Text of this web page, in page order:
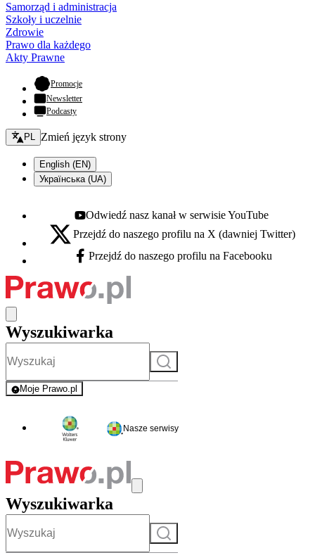
Samorząd i administracja
Szkoły i uczelnie
Zdrowie
Prawo dla każdego
Akty Prawne
Promocje- otwiera się w nowej karcie
Newsletter
Podcasty
Zmień język - bieżący:
PL Zmień język strony
English (EN)
Українська (UA)
Youtube - otwiera się w nowej karcie
Odwiedź nasz kanał w serwisie YouTube
X - otwiera się w nowej karcie
Przejdź do naszego profilu na X (dawniej Twitter)
Facebook - otwiera się w nowej karcie
Przejdź do naszego profilu na Facebooku
Wyszukiwarka
Szukaj
Moje Prawo.pl
- rejestracja i logowanie do serwisu
Nasze serwisy
Wyszukiwarka
Szukaj